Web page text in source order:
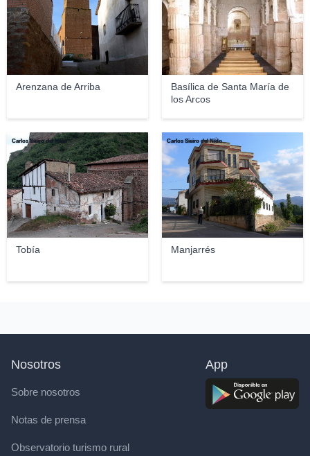
Arenzana de Arriba
Basílica de Santa María de
los Arcos
Tobía
Carlos Sieiro del Nido
Manjarrés
Carlos Sieiro del Nido
Nosotros
Sobre nosotros
Notas de prensa
Observatorio turismo rural
App